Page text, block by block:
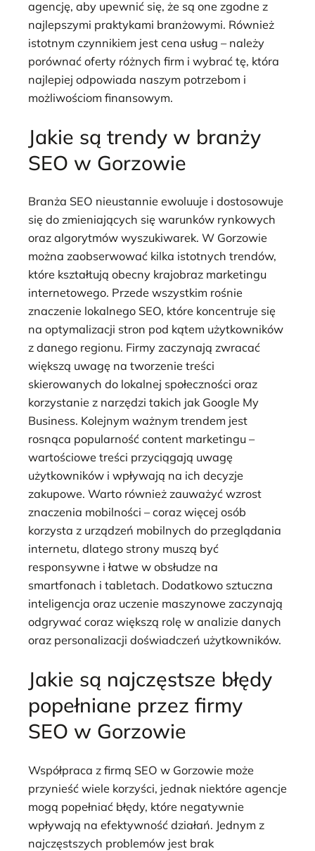
agencję, aby upewnić się, że są one zgodne z
najlepszymi praktykami branżowymi. Również
istotnym czynnikiem jest cena usług – należy
porównać oferty różnych firm i wybrać tę, która
najlepiej odpowiada naszym potrzebom i
możliwościom finansowym.
Jakie są trendy w branży
SEO w Gorzowie
Branża SEO nieustannie ewoluuje i dostosowuje
się do zmieniających się warunków rynkowych
oraz algorytmów wyszukiwarek. W Gorzowie
można zaobserwować kilka istotnych trendów,
które kształtują obecny krajobraz marketingu
internetowego. Przede wszystkim rośnie
znaczenie lokalnego SEO, które koncentruje się
na optymalizacji stron pod kątem użytkowników
z danego regionu. Firmy zaczynają zwracać
większą uwagę na tworzenie treści
skierowanych do lokalnej społeczności oraz
korzystanie z narzędzi takich jak Google My
Business. Kolejnym ważnym trendem jest
rosnąca popularność content marketingu –
wartościowe treści przyciągają uwagę
użytkowników i wpływają na ich decyzje
zakupowe. Warto również zauważyć wzrost
znaczenia mobilności – coraz więcej osób
korzysta z urządzeń mobilnych do przeglądania
internetu, dlatego strony muszą być
responsywne i łatwe w obsłudze na
smartfonach i tabletach. Dodatkowo sztuczna
inteligencja oraz uczenie maszynowe zaczynają
odgrywać coraz większą rolę w analizie danych
oraz personalizacji doświadczeń użytkowników.
Jakie są najczęstsze błędy
popełniane przez firmy
SEO w Gorzowie
Współpraca z firmą SEO w Gorzowie może
przynieść wiele korzyści, jednak niektóre agencje
mogą popełniać błędy, które negatywnie
wpływają na efektywność działań. Jednym z
najczęstszych problemów jest brak